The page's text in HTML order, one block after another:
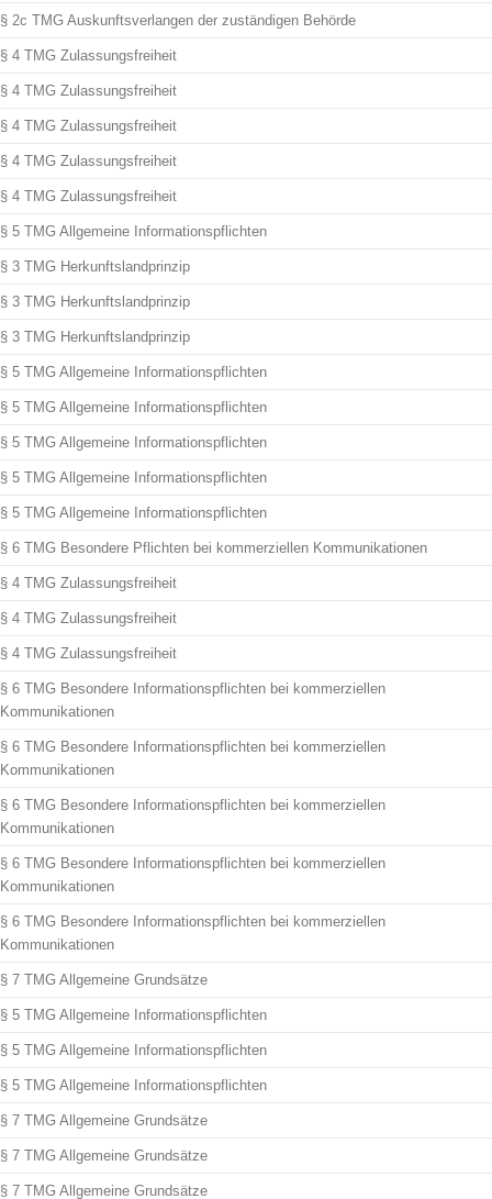
§ 2c TMG Auskunftsverlangen der zuständigen Behörde
§ 4 TMG Zulassungsfreiheit
§ 4 TMG Zulassungsfreiheit
§ 4 TMG Zulassungsfreiheit
§ 4 TMG Zulassungsfreiheit
§ 4 TMG Zulassungsfreiheit
§ 5 TMG Allgemeine Informationspflichten
§ 3 TMG Herkunftslandprinzip
§ 3 TMG Herkunftslandprinzip
§ 3 TMG Herkunftslandprinzip
§ 5 TMG Allgemeine Informationspflichten
§ 5 TMG Allgemeine Informationspflichten
§ 5 TMG Allgemeine Informationspflichten
§ 5 TMG Allgemeine Informationspflichten
§ 5 TMG Allgemeine Informationspflichten
§ 6 TMG Besondere Pflichten bei kommerziellen Kommunikationen
§ 4 TMG Zulassungsfreiheit
§ 4 TMG Zulassungsfreiheit
§ 4 TMG Zulassungsfreiheit
§ 6 TMG Besondere Informationspflichten bei kommerziellen
Kommunikationen
§ 6 TMG Besondere Informationspflichten bei kommerziellen
Kommunikationen
§ 6 TMG Besondere Informationspflichten bei kommerziellen
Kommunikationen
§ 6 TMG Besondere Informationspflichten bei kommerziellen
Kommunikationen
§ 6 TMG Besondere Informationspflichten bei kommerziellen
Kommunikationen
§ 7 TMG Allgemeine Grundsätze
§ 5 TMG Allgemeine Informationspflichten
§ 5 TMG Allgemeine Informationspflichten
§ 5 TMG Allgemeine Informationspflichten
§ 7 TMG Allgemeine Grundsätze
§ 7 TMG Allgemeine Grundsätze
§ 7 TMG Allgemeine Grundsätze